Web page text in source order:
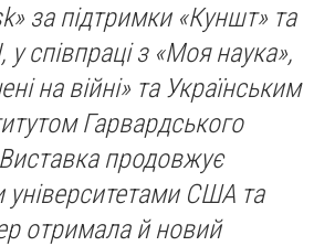
за підтримки «Куншт» та
у співпраці з «Моя наука»,
на війні» та Українським
Гарвардського
Виставка продовжує
університетами США та
отримала й новий